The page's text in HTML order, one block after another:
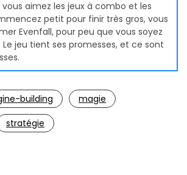
vous aimez les jeux à combo et les
petit pour finir très gros, vous
Evenfall, pour peu que vous soyez
Le jeu tient ses promesses, et ce sont
building
magie
stratégie